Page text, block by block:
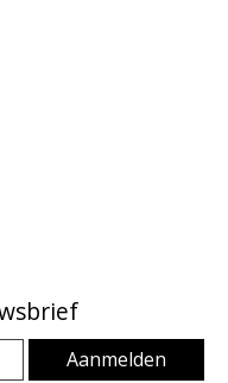
Aanmelden